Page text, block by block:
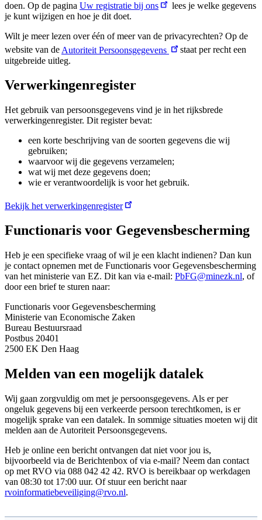
doen. Op de pagina Uw registratie bij ons
lees je welke gegevens
je kunt wijzigen en hoe je dit doet.
Wilt je meer lezen over één of meer van de privacyrechten? Op de
website van de Autoriteit Persoonsgegevens
staat per recht een
uitgebreide uitleg.
Verwerkingenregister
Het gebruik van persoonsgegevens vind je in het rijksbrede
verwerkingenregister. Dit register bevat:
een korte beschrijving van de soorten gegevens die wij
gebruiken;
waarvoor wij die gegevens verzamelen;
wat wij met deze gegevens doen;
wie er verantwoordelijk is voor het gebruik.
Bekijk het verwerkingenregister
Functionaris voor Gegevensbescherming
Heb je een specifieke vraag of wil je een klacht indienen? Dan kun
je contact opnemen met de Functionaris voor Gegevensbescherming
van het ministerie van EZ. Dit kan via e-mail: PbFG@minezk.nl, of
door een brief te sturen naar:
Functionaris voor Gegevensbescherming
Ministerie van Economische Zaken
Bureau Bestuursraad
Postbus 20401
2500 EK Den Haag
Melden van een mogelijk datalek
Wij gaan zorgvuldig om met je persoonsgegevens. Als er per
ongeluk gegevens bij een verkeerde persoon terechtkomen, is er
mogelijk sprake van een datalek. In sommige situaties moeten wij dit
melden aan de Autoriteit Persoonsgegevens.
Heb je online een bericht ontvangen dat niet voor jou is,
bijvoorbeeld via de Berichtenbox of via e-mail? Neem dan contact
op met RVO via 088 042 42 42. RVO is bereikbaar op werkdagen
van 08:30 tot 17:00 uur. Of stuur een bericht naar
rvoinformatiebeveiliging@rvo.nl.